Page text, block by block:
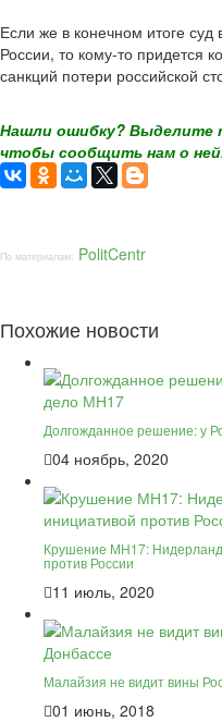
Если же в конечном итоге
России, то кому-то придется
санкций потери российской
Нашли ошибку? Выделите
чтобы сообщить нам о
По материалам: PolitCentr
Похожие новости
Долгожданное решение: у
04 ноябрь, 2020
Крушение МН17:
против России
11 июль, 2020
Малайзия не видит вины
01 июнь, 2018